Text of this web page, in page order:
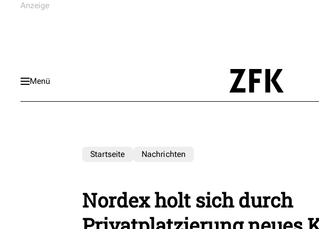
Menü
Startseite Nachrichten
Nordex holt sich durch